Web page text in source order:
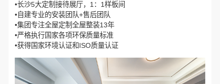
•长沙5大定制接待展厅，1：1样板间
•自建专业的安装团队+售后团队
•集团专注全屋定制全屋整装13年
•严格执行国家各项环保质量标准
•获得国家环境认证和ISO质量认证